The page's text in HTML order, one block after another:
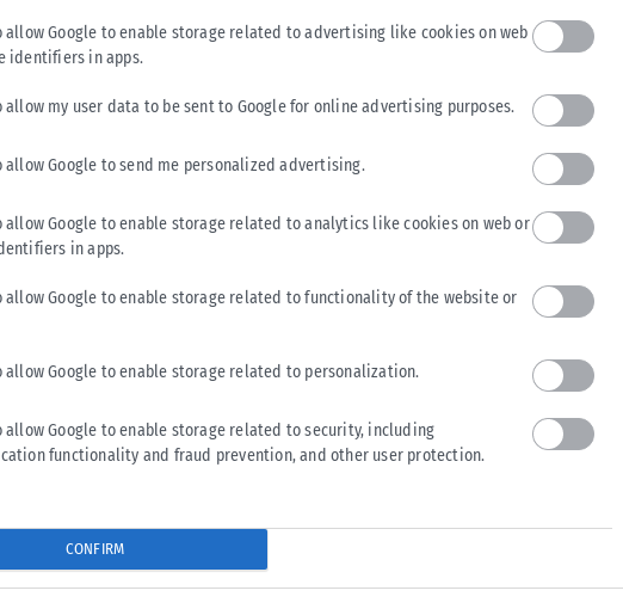
allow Google to enable storage related to advertising like cookies on web
identifiers in apps.
allow my user data to be sent to Google for online advertising purposes.
allow Google to send me personalized advertising.
allow Google to enable storage related to analytics like cookies on web or
in apps.
allow Google to enable storage related to functionality of the website or
allow Google to enable storage related to personalization.
allow Google to enable storage related to security, including
functionality and fraud prevention, and other user protection.
CONFIRM
ΘΕΣΣΑΛΟΝΊΚΗ
Αγγελούδης: Να παραχωρηθεί στο δήμο
Θεσσαλονίκης το συγκρότημα του Αγίου Μηνά – Τα
αιτήματα προς τον Μητσοτάκη (ΦΩΤΟ+Video)
Να παραχωρηθεί στο δήμο Θεσσαλονίκης όλο το συγκρότημα